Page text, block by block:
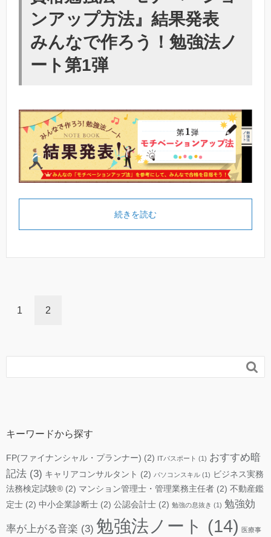
ンアップ方法』結果発表
みんなで作ろう！勉強法ノ
ート第1弾
続きを読む
1 2

キーワードから探す
FP(ファイナンシャル・プランナー) (2) ITパスポート (1) おすすめ暗
記法 (3) キャリアコンサルタント (2) パソコンスキル (1) ビジネス実務
法務検定試験® (2) マンション管理士・管理業務主任者 (2) 不動産鑑
定士 (2) 中小企業診断士 (2) 公認会計士 (2) 勉強の息抜き (1) 勉強効
率が上がる音楽 (3) 勉強法ノート (14) 医療事